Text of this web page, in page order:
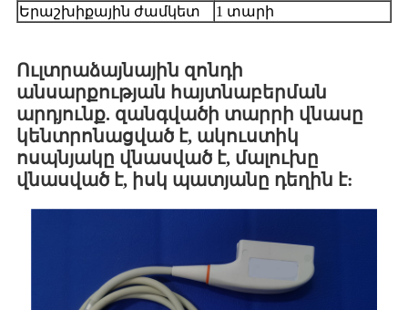
Երաշխիքային ժամկետ
1 տարի
Ուլտրաձայնային զոնդի
անսարքության հայտնաբերման
արդյունք. զանգվածի տարրի վնասը
կենտրոնացված է, ակուստիկ
ոսպնյակը վնասված է, մալուխը
վնասված է, իսկ պատյանը դեղին է: